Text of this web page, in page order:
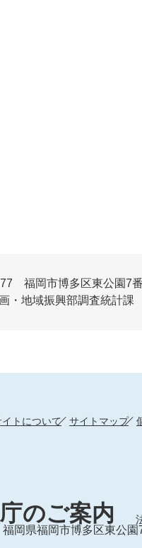
福岡市博多区東公園7
・地域振興部調査統計
イトについて サイトマップ
のご案内
福岡県福岡市博多区東公園